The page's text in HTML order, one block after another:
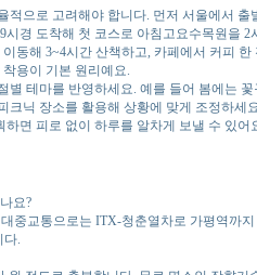
적으로 고려해야 합니다. 먼저 서울에서
경 도착해 첫 코스로 아침고요수목원을
동해 3~4시간 산책하고, 카페에서 커피
용이 기본 원리예요.
별 테마를 반영하세요. 예를 들어 봄에는
크닉 장소를 활용해 상황에 맞게 조정하
면 피로 없이 하루를 알차게 보낼 수 있어
요?
중교통으로는 ITX-청춘열차로 가평역까
.